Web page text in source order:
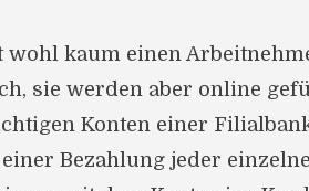
kaum einen
sie werden aber online
Konten einer
Bezahlung jeder